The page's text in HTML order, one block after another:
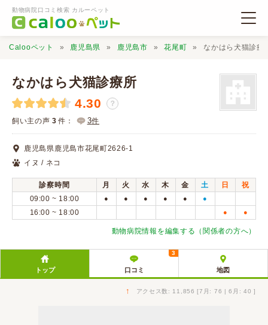
動物病院口コミ検索 カルーペット
動物病院検索
口コミ検索
Calooペットとは？
Calooペット 鹿児島県 鹿児島市 花尾町 なかはら犬猫診療
なかはら犬猫診療所
4.30 ？
飼い主の声 3 件： 3件
鹿児島県鹿児島市花尾町2626-1
イヌ / ネコ
診察時間 月 火 水 木 金 土 日
祝
09:00 ~ 18:00
● ● ● ● ● ●
16:00 ~ 18:00 ● ●
動物病院情報を編集する（関係者の方へ）
トップ 口コミ
3
地図
↑ アクセス数: 11,856 [7月: 76 | 6月: 40 ]